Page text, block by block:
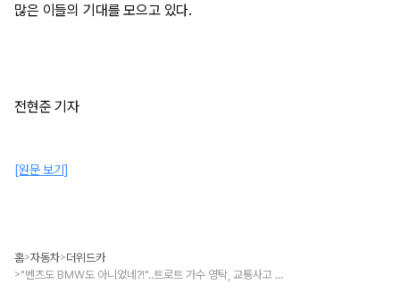
많은 이들의 기대를 모으고 있다.
전현준 기자
[원문 보기]
홈>자동차>더위드카
> "벤츠도 BMW도 아니었네?!"..트로트 가수 영탁, 교통사고 트라우마 중 꽂힌 고급 SUV의 정체는?